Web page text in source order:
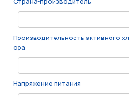
Производительность активного хл
ора
Напряжение питания